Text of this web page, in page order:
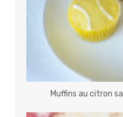
Muffins au citron